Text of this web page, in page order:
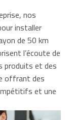
nos
installer
de 50 km
l’écoute de
produits et des
offrant des
et une